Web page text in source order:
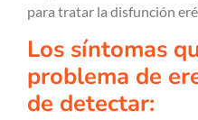
para tratar la disfunción
Los síntomas
problema de
de detectar: